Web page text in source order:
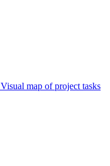
Visual map of project tasks